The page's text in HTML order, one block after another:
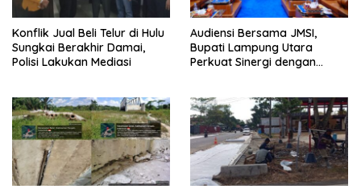
Konflik Jual Beli Telur di Hulu
Sungkai Berakhir Damai,
Polisi Lakukan Mediasi
Audiensi Bersama JMSI,
Bupati Lampung Utara
Perkuat Sinergi dengan